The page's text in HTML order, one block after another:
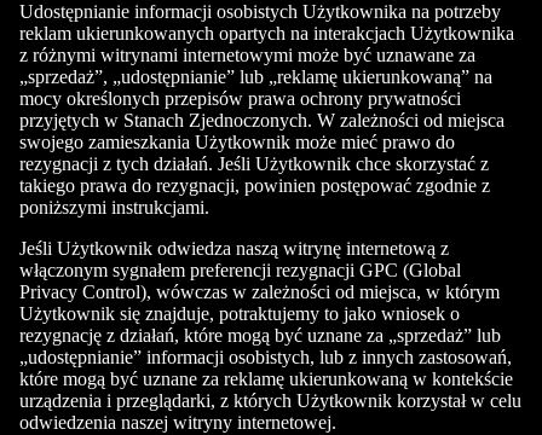
Udostępnianie informacji osobistych Użytkownika na potrzeby
reklam ukierunkowanych opartych na interakcjach Użytkownika
z różnymi witrynami internetowymi może być uznawane za
„sprzedaż”, „udostępnianie” lub „reklamę ukierunkowaną” na
mocy określonych przepisów prawa ochrony prywatności
przyjętych w Stanach Zjednoczonych. W zależności od miejsca
swojego zamieszkania Użytkownik może mieć prawo do
rezygnacji z tych działań. Jeśli Użytkownik chce skorzystać z
takiego prawa do rezygnacji, powinien postępować zgodnie z
poniższymi instrukcjami.
Jeśli Użytkownik odwiedza naszą witrynę internetową z
włączonym sygnałem preferencji rezygnacji GPC (Global
Privacy Control), wówczas w zależności od miejsca, w którym
Użytkownik się znajduje, potraktujemy to jako wniosek o
rezygnację z działań, które mogą być uznane za „sprzedaż” lub
„udostępnianie” informacji osobistych, lub z innych zastosowań,
które mogą być uznane za reklamę ukierunkowaną w kontekście
urządzenia i przeglądarki, z których Użytkownik korzystał w celu
odwiedzenia naszej witryny internetowej.